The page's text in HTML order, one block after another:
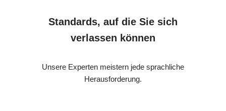
Standards, auf die Sie sich
verlassen können
Unsere Experten meistern jede sprachliche
Herausforderung.